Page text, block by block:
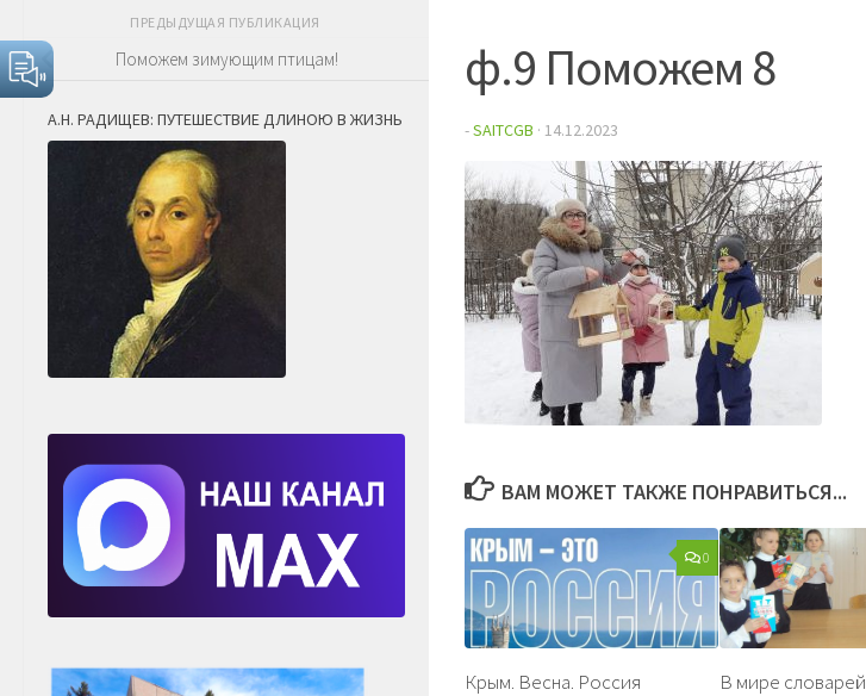
ф.9 Поможем 8
-SAITCGB · 14.12.2023
ВАМ МОЖЕТ ТАКЖЕ ПОНРАВИТЬСЯ...
0
Крым. Весна. Россия В мире словарей
ПРЕДЫДУЩАЯ ПУБЛИКАЦИЯ
Поможем зимующим птицам!
А.Н. РАДИЩЕВ: ПУТЕШЕСТВИЕ ДЛИНОЮ В ЖИЗНЬ